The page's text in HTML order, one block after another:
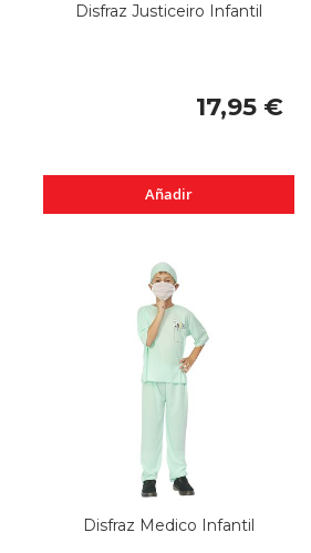
Disfraz Justiceiro Infantil
17,95 €
Añadir
Disfraz Medico Infantil